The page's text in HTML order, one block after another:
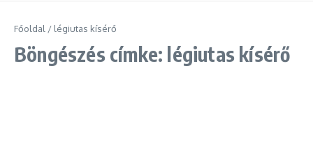
Főoldal / légiutas kísérő
Böngészés címke: légiutas kísérő